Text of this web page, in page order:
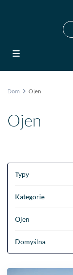
Dom Ojen
Ojen
Typy
Kategorie
Ojen
Domyślna